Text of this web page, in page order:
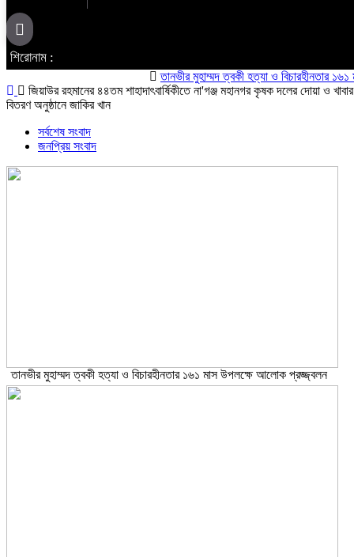
শিরোনাম :
তানভীর মুহাম্মদ ত্বকী হত্যা ও বিচারহীনতার ১৬১ মাস
জিয়াউর রহমানের ৪৪তম শাহাদাৎবার্ষিকীতে না'গঞ্জ মহানগর কৃষক দলের দোয়া ও খাবার
বিতরণ অনুষ্ঠানে জাকির খান
সর্বশেষ সংবাদ
জনপ্রিয় সংবাদ
তানভীর মুহাম্মদ ত্বকী হত্যা ও বিচারহীনতার ১৬১ মাস উপলক্ষে আলোক প্রজ্জ্বলন